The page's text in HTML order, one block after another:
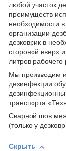
любой участок
преимуществ
необходимости
организации
дезковрик в
стороной вверх
литров
Мы производим
дезинфекции
транспорта
Сварной шов
(только у
Скрыть